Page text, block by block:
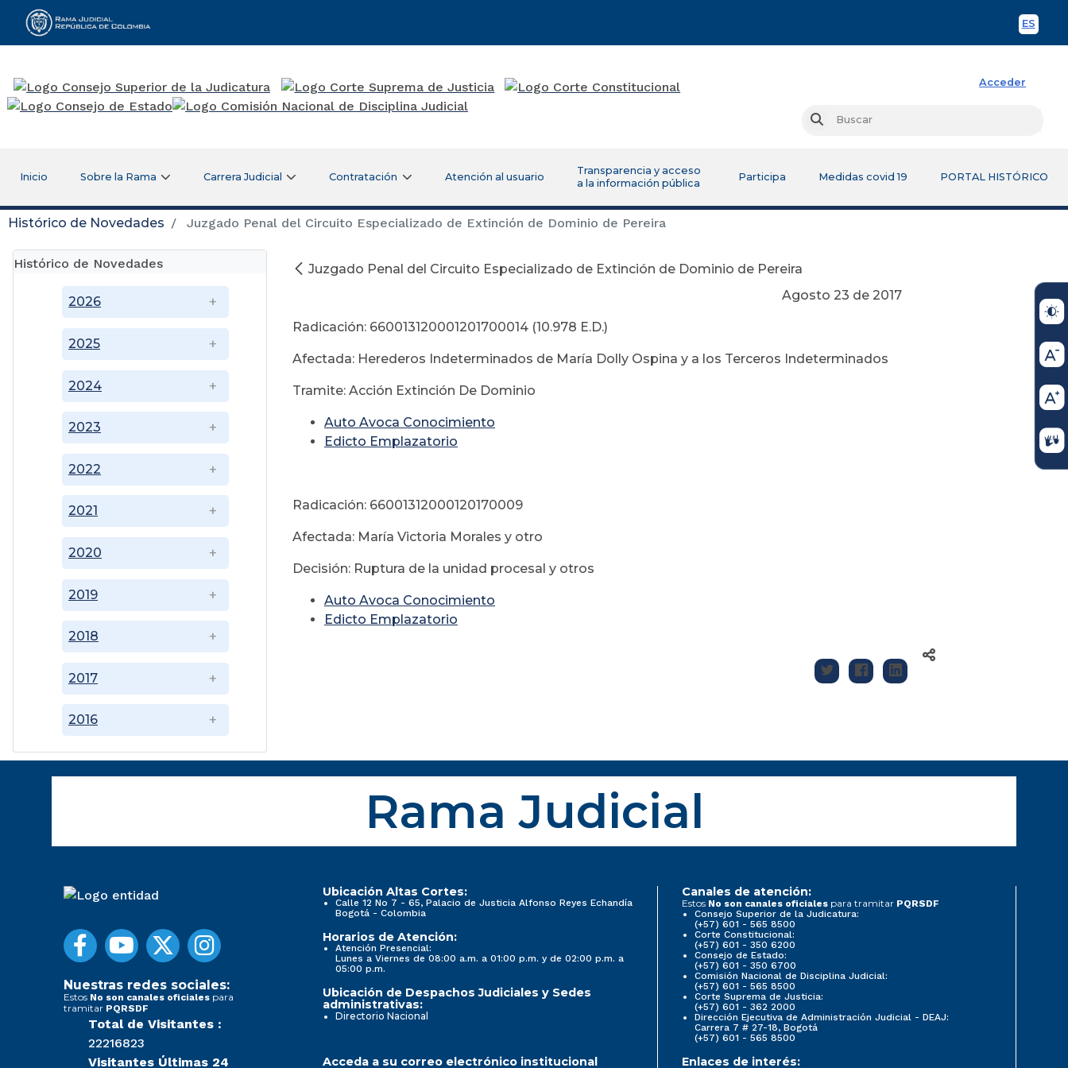
ES
Rama Judicial
Acceder
Buscar
Inicio Sobre la Rama Carrera Judicial Contratación Atención al usuario
Transparencia y acceso
a la información pública
Participa Medidas covid 19 PORTAL HISTÓRICO
Histórico de Novedades Juzgado Penal del Circuito Especializado de Extinción de Dominio de Pereira
Histórico de Novedades
2016
2017
2018
2019
2020
2021
2022
2023
2024
2025
2026
Juzgado Penal del Circuito Especializado de Extinción de Dominio de Pereira
Agosto 23 de 2017
Radicación: 660013120001201700014 (10.978 E.D.)
Afectada: Herederos Indeterminados de María Dolly Ospina y a los Terceros Indeterminados
Tramite: Acción Extinción De Dominio
Auto Avoca Conocimiento
Edicto Emplazatorio
Radicación: 66001312000120170009
Afectada: María Victoria Morales y otro
Decisión: Ruptura de la unidad procesal y otros
Auto Avoca Conocimiento
Edicto Emplazatorio
Rama Judicial
Nuestras redes sociales:
Estos No son canales oficiales para
tramitar PQRSDF
Total de Visitantes :
22216823
Visitantes Últimas 24
Ubicación Altas Cortes:
Calle 12 No 7 - 65, Palacio de Justicia Alfonso Reyes Echandía
Bogotá - Colombia
Horarios de Atención:
Atención Presencial:
Lunes a Viernes de 08:00 a.m. a 01:00 p.m. y de 02:00 p.m. a
05:00 p.m.
Ubicación de Despachos Judiciales y Sedes
administrativas:
Directorio Nacional
Canales de atención:
Estos No son canales oficiales para tramitar PQRSDF
Consejo Superior de la Judicatura:
(+57) 601 - 565 8500
Corte Constitucional:
(+57) 601 - 350 6200
Consejo de Estado:
(+57) 601 - 350 6700
Comisión Nacional de Disciplina Judicial:
(+57) 601 - 565 8500
Corte Suprema de Justicia:
(+57) 601 - 362 2000
Dirección Ejecutiva de Administración Judicial - DEAJ:
Carrera 7 # 27-18, Bogotá
(+57) 601 - 565 8500
Acceda a su correo electrónico institucional Enlaces de interés: